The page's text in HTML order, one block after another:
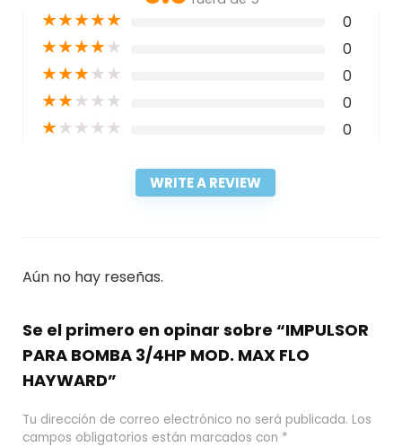
★★★★★ 0
★★★★★ 0
★★★★★ 0
★★★★★ 0
★★★★★ 0
WRITE A REVIEW
Aún no hay reseñas.
Se el primero en opinar sobre “IMPULSOR
PARA BOMBA 3/4HP MOD. MAX FLO
HAYWARD”
Tu dirección de correo electrónico no será publicada. Los
campos obligatorios están marcados con *